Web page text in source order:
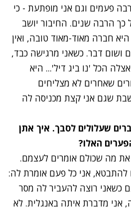
פעמים וגם אני מופתעת - כי
כך הרבה שנים. החיבור יושב
חברה מאוד-מאוד טובה, ואין
ושום דבר. כשאני מרגישה כבד,
הכל 'נו ביג דיל'... היא
שאחרים לא מצליחים
שגם אני קצת מכניסה לה
שעלולים לסבך. איך אתן
האלו?
את מה שכולם אומרים לעצמם.
להתבטא, אני כל פעם אומרת לה:
כשאני רוצה להעביר לה מסר
אני מדברת איתה באנגלית. לא